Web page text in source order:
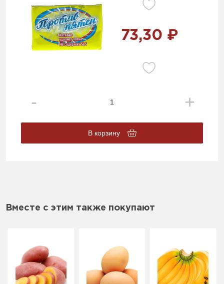
73,30 ₽
В корзину
Вместе с этим также покупают